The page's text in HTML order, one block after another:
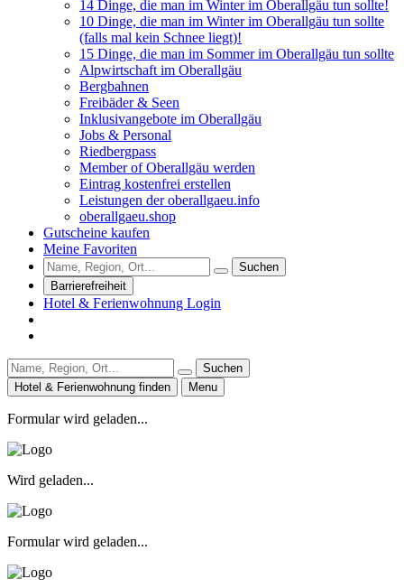
14 Dinge, die man im Winter im Oberallgäu tun sollte!
10 Dinge, die man im Winter im Oberallgäu tun sollte
(falls mal kein Schnee liegt)!
15 Dinge, die man im Sommer im Oberallgäu tun sollte
Alpwirtschaft im Oberallgäu
Bergbahnen
Freibäder & Seen
Inklusivangebote im Oberallgäu
Jobs & Personal
Riedbergpass
Member of Oberallgäu werden
Eintrag kostenfrei erstellen
Leistungen der oberallgaeu.info
oberallgaeu.shop
Gutscheine kaufen
Meine Favoriten
Suchen
Barrierefreiheit
Hotel & Ferienwohnung Login
Suchen
Hotel & Ferienwohnung finden
Menu
Formular wird geladen...
Wird geladen...
Formular wird geladen...